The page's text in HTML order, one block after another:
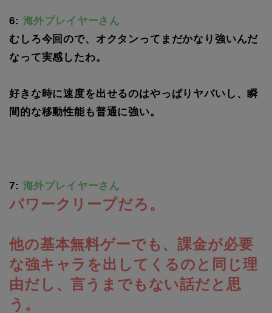
6: 海外プレイヤーさん
むしろ今回ので、オクタンってまだかなり強いんだ
なって実感したわ。
好きな時に速度を出せるのはやっぱりヤバいし、瞬
間的な移動性能も普通に強い。
7: 海外プレイヤーさん
パワークリープだろ。
他の基本無料ゲーでも、課金が必要
な強キャラを出してくるのと同じ理
由だし、言うまでもない話だと思
う。